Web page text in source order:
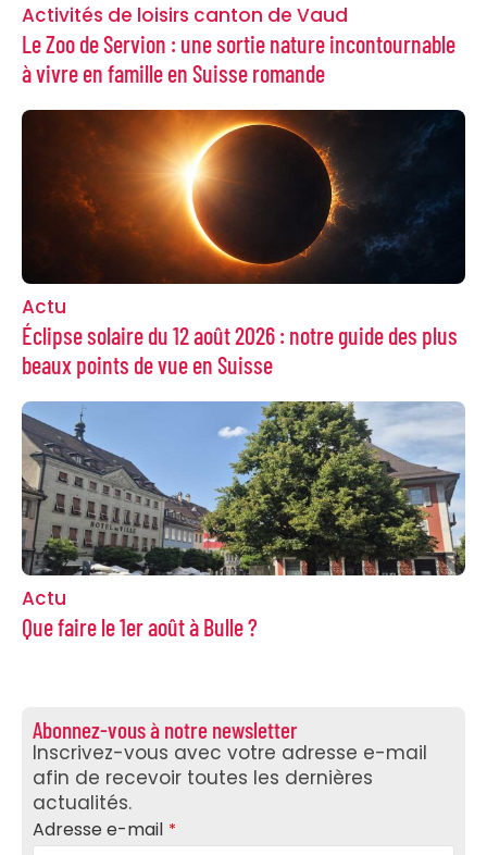
Activités de loisirs canton de Vaud
Le Zoo de Servion : une sortie nature incontournable
à vivre en famille en Suisse romande
Actu
Éclipse solaire du 12 août 2026 : notre guide des plus
beaux points de vue en Suisse
Actu
Que faire le 1er août à Bulle ?
Abonnez-vous à notre newsletter
Inscrivez-vous avec votre adresse e-mail
afin de recevoir toutes les dernières
actualités.
Contact
Email *
Adresse e-mail *